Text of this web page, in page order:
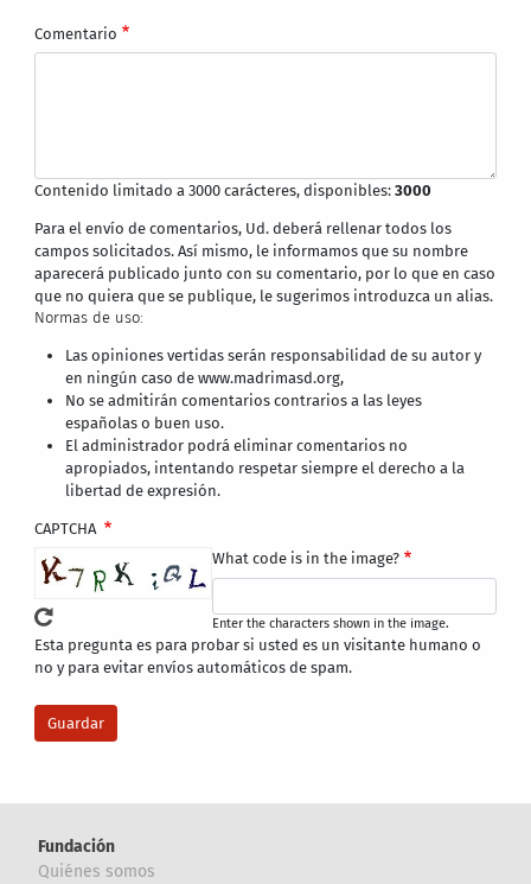
Comentario
Contenido limitado a 3000 carácteres, disponibles:3000
Para el envío de comentarios, Ud. deberá rellenar todos los
campos solicitados. Así mismo, le informamos que su nombre
aparecerá publicado junto con su comentario, por lo que en caso
que no quiera que se publique, le sugerimos introduzca un alias.
Normas de uso:
Las opiniones vertidas serán responsabilidad de su autor y
en ningún caso de www.madrimasd.org,
No se admitirán comentarios contrarios a las leyes
españolas o buen uso.
El administrador podrá eliminar comentarios no
apropiados, intentando respetar siempre el derecho a la
libertad de expresión.
CAPTCHA
What code is in the image?
Enter the characters shown in the image.
Esta pregunta es para probar si usted es un visitante humano o
no y para evitar envíos automáticos de spam.
Fundación
Quiénes somos